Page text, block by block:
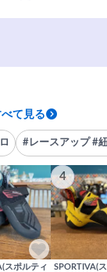
て見る
#レースアップ #
スポルティ
4
SPORTIVA(